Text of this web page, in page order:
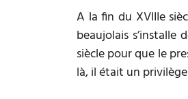
A la fin du XVIIIe
beaujolais
siècle pour que le
là, il était un